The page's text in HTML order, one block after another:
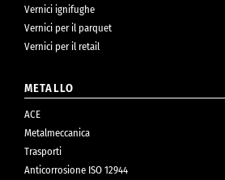
Vernici ignifughe
Vernici per il parquet
Vernici per il retail
METALLO
ACE
Metalmeccanica
Trasporti
Anticorrosione ISO 12944